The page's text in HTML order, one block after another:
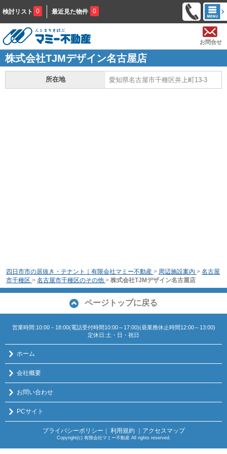
検討リスト 0 最近見た物件 0
お問合せ
株式会社TJMデザイン名古屋店
所在地 愛知県名古屋市千種区井上町13-3
四日市市の居抜き・テナント｜有限会社マミー不動産 > 周辺施設案内 > 名古屋
市千種区 > 名古屋市千種区のその他 > 株式会社TJMデザイン名古屋店
ページトップに戻る
営業時間:10:00－18:00(電話受付時間10:00～17:00)(昼業務休止時間12:00～13:00)
定休日:土・日・祝日
ホーム
会社概要
お問い合わせ
PCサイト
プライバシーポリシー ｜ 利用規約 ｜アクセスマップ
Copyright(c) 有限会社マミー不動産 All rights reserved.